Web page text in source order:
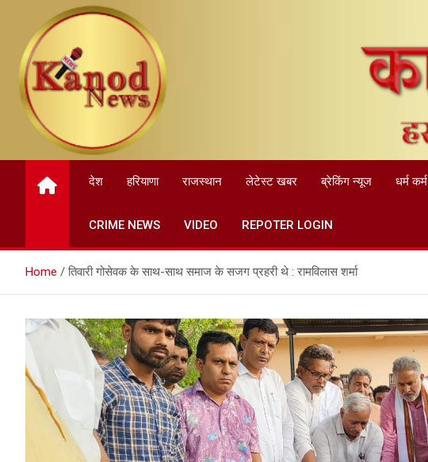
content
देश हरियाणा राजस्थान लेटेस्ट खबर ब्रेकिंग न्यूज धर्म कर्म
CRIME NEWS VIDEO REPOTER LOGIN
Home तिवारी गोसेवक के साथ-साथ समाज के सजग प्रहरी थे : रामविलास शर्मा